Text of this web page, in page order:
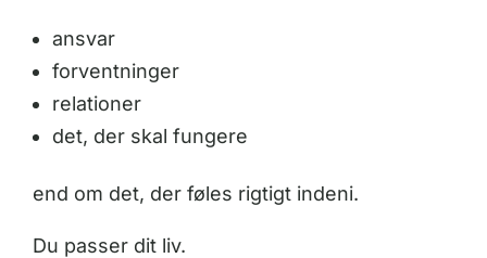
ansvar
forventninger
relationer
det, der skal fungere
end om det, der føles rigtigt indeni.
Du passer dit liv.